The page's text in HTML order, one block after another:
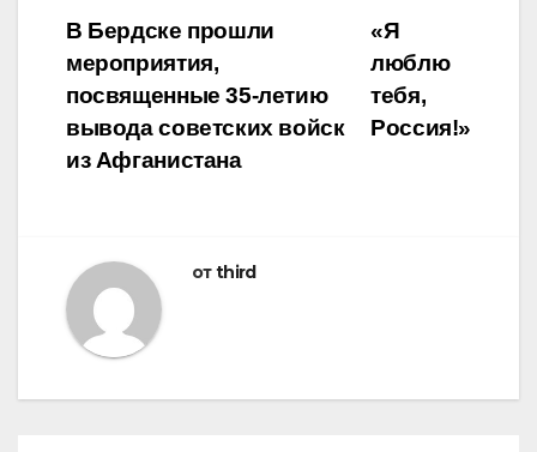
Навигация
по
записям
«Я
люблю
тебя,
Россия!»
В Бердске прошли
мероприятия,
посвященные 35-летию
вывода советских войск
из Афганистана
отthird